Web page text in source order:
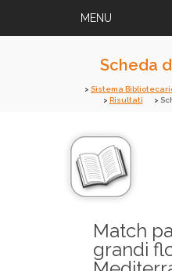
Scheda
Sistema
Risultati
Match
grandi